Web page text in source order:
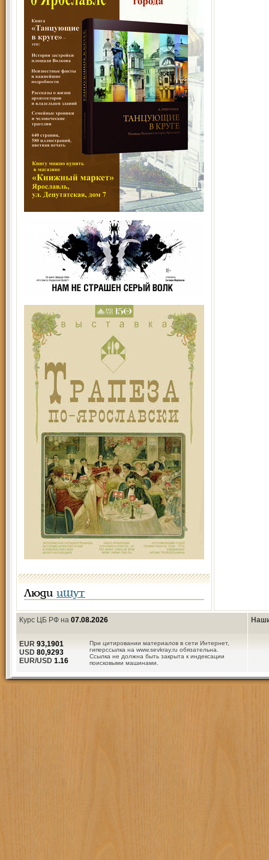
Люди ищут
Курс ЦБ РФ на 07.08.2026
При цитировании материалов в сети Интернет,
гиперссылка на www.sevkray.ru обязательна.
Ссылка не должна быть закрыта к индексации
поисковыми машинами.
EUR 93,1901
USD 80,9293
EUR/USD 1.16